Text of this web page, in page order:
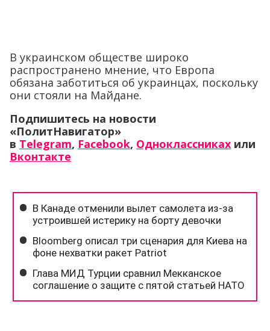
В украинском обществе широко
распространено мнение, что Европа
обязана заботиться об украинцах, поскольку
они стояли на Майдане.
Подпишитесь на новости
«ПолитНавигатор»
в Telegram, Facebook, Одноклассниках или
Вконтакте